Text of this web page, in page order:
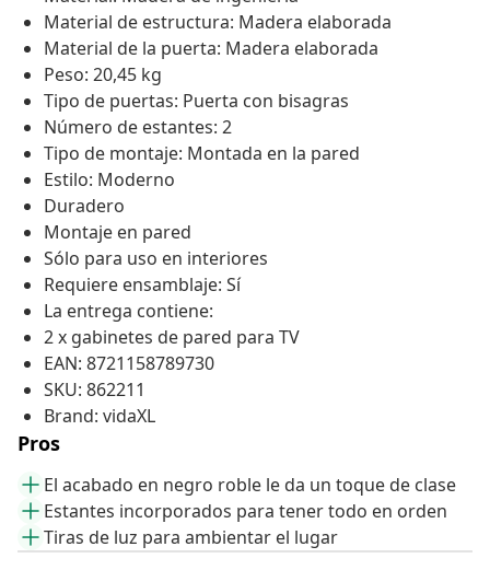
Material de estructura: Madera elaborada
Material de la puerta: Madera elaborada
Peso: 20,45 kg
Tipo de puertas: Puerta con bisagras
Número de estantes: 2
Tipo de montaje: Montada en la pared
Estilo: Moderno
Duradero
Montaje en pared
Sólo para uso en interiores
Requiere ensamblaje: Sí
La entrega contiene:
2 x gabinetes de pared para TV
EAN: 8721158789730
SKU: 862211
Brand: vidaXL
Pros
El acabado en negro roble le da un toque de clase
Estantes incorporados para tener todo en orden
Tiras de luz para ambientar el lugar